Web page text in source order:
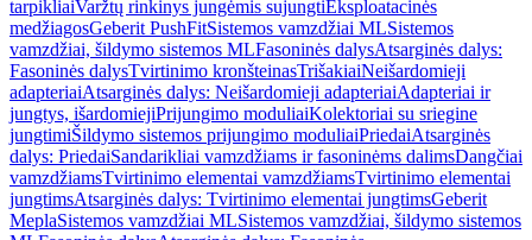
tarpikliaiVaržtų rinkinys jungėmis sujungtiEksploatacinės
medžiagosGeberit PushFitSistemos vamzdžiai MLSistemos
vamzdžiai, šildymo sistemos MLFasoninės dalysAtsarginės dalys:
Fasoninės dalysTvirtinimo kronšteinasTrišakiaiNeišardomieji
adapteriaiAtsarginės dalys: Neišardomieji adapteriaiAdapteriai ir
jungtys, išardomiejiPrijungimo moduliaiKolektoriai su sriegine
jungtimiŠildymo sistemos prijungimo moduliaiPriedaiAtsarginės
dalys: PriedaiSandarikliai vamzdžiams ir fasoninėms dalimsDangčiai
vamzdžiamsTvirtinimo elementai vamzdžiamsTvirtinimo elementai
jungtimsAtsarginės dalys: Tvirtinimo elementai jungtimsGeberit
MeplaSistemos vamzdžiai MLSistemos vamzdžiai, šildymo sistemos